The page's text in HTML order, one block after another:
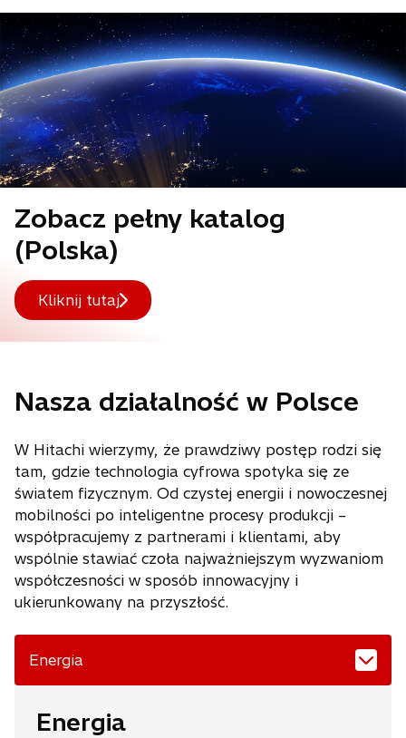
Zobacz pełny katalog
(Polska)
Kliknij tutaj
Nasza działalność w Polsce
W Hitachi wierzymy, że prawdziwy postęp rodzi się
tam, gdzie technologia cyfrowa spotyka się ze
światem fizycznym. Od czystej energii i nowoczesnej
mobilności po inteligentne procesy produkcji –
współpracujemy z partnerami i klientami, aby
wspólnie stawiać czoła najważniejszym wyzwaniom
współczesności w sposób innowacyjny i
ukierunkowany na przyszłość.
Energia
Energia